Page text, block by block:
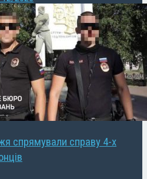
спрямували справу 4-х